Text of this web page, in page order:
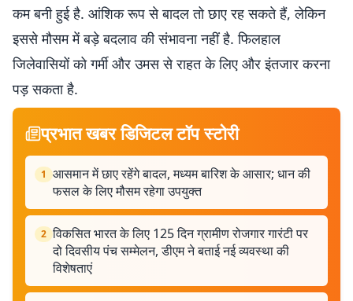
कम बनी हुई है. आंशिक रूप से बादल तो छाए रह सकते हैं, लेकिन
इससे मौसम में बड़े बदलाव की संभावना नहीं है. फिलहाल
जिलेवासियों को गर्मी और उमस से राहत के लिए और इंतजार करना
पड़ सकता है.
प्रभात खबर डिजिटल टॉप स्टोरी
1 आसमान में छाए रहेंगे बादल, मध्यम बारिश के आसार; धान की
फसल के लिए मौसम रहेगा उपयुक्त
2 विकसित भारत के लिए 125 दिन ग्रामीण रोजगार गारंटी पर
दो दिवसीय पंच सम्मेलन, डीएम ने बताई नई व्यवस्था की
विशेषताएं